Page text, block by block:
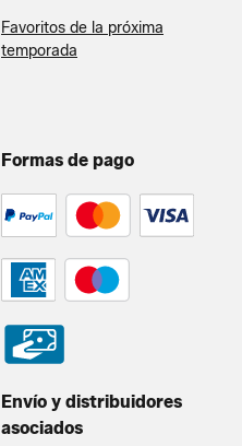
Favoritos de la próxima
temporada
Formas de pago
Envío y distribuidores
asociados